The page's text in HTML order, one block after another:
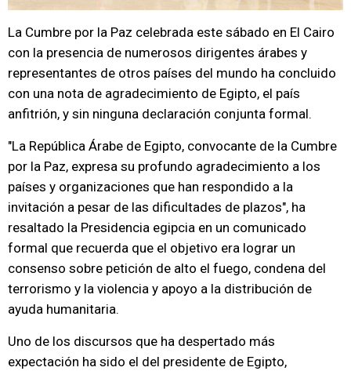
La Cumbre por la Paz celebrada este sábado en El Cairo
con la presencia de numerosos dirigentes árabes y
representantes de otros países del mundo ha concluido
con una nota de agradecimiento de Egipto, el país
anfitrión, y sin ninguna declaración conjunta formal.
"La República Árabe de Egipto, convocante de la Cumbre
por la Paz, expresa su profundo agradecimiento a los
países y organizaciones que han respondido a la
invitación a pesar de las dificultades de plazos", ha
resaltado la Presidencia egipcia en un comunicado
formal que recuerda que el objetivo era lograr un
consenso sobre petición de alto el fuego, condena del
terrorismo y la violencia y apoyo a la distribución de
ayuda humanitaria.
Uno de los discursos que ha despertado más
expectación ha sido el del presidente de Egipto,